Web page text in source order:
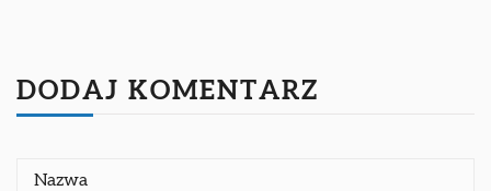
DODAJ KOMENTARZ